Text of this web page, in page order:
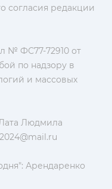
согласия редакции
№ ФС77-72910 от
по надзору в
и массовых
Людмила
Арендаренко